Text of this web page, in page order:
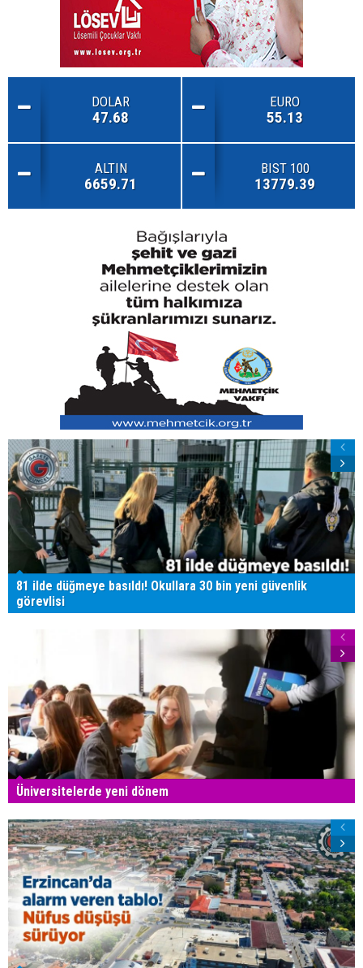
DOLAR
47.68
EURO
55.13
ALTIN
6659.71
BIST 100
13779.39
81 ilde düğmeye basıldı! Okullara 30 bin yeni güvenlik
görevlisi
Üniversitelerde yeni dönem